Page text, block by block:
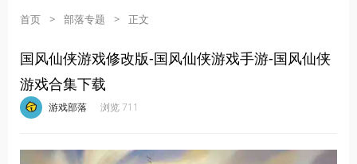
首页 > 部落专题 > 正文
国风仙侠游戏修改版-国风仙侠游戏手游-国风仙侠
游戏合集下载
游戏部落 浏览 711